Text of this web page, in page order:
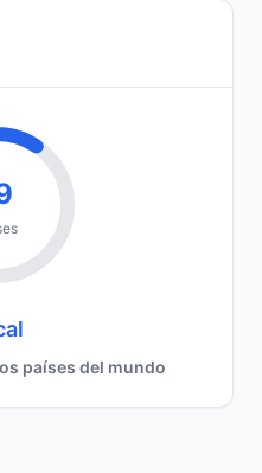
países del mundo